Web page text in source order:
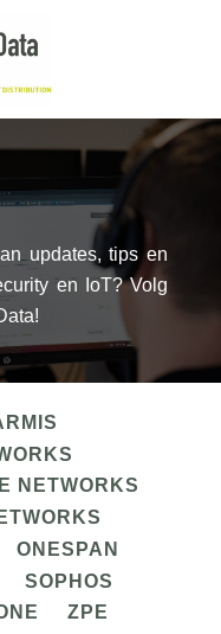
updates, tips en
en IoT? Volg
NETWORKS
ONESPAN
SOPHOS
ZPE